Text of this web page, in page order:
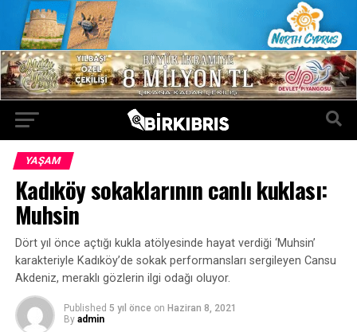
YAŞAM
Kadıköy sokaklarının canlı kuklası:
Muhsin
Dört yıl önce açtığı kukla atölyesinde hayat verdiği ‘Muhsin’
karakteriyle Kadıköy’de sokak performansları sergileyen Cansu
Akdeniz, meraklı gözlerin ilgi odağı oluyor.
Published 5 yıl önce on Haziran 8, 2021
By admin